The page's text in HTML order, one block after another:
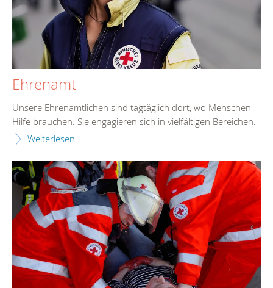
Ehrenamt
Unsere Ehrenamtlichen sind tagtäglich dort, wo Menschen
Hilfe brauchen. Sie engagieren sich in vielfältigen Bereichen.
Weiterlesen